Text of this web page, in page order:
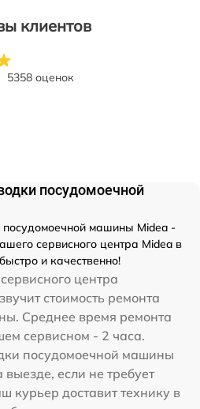
клиентов
5358 оценок
посудомоечной
посудомоечной машины Midea -
сервисного центра Midea в
и качественно!
центра
стоимость ремонта
Среднее время ремонта
сервисном - 2 часа.
посудомоечной машины
если не требует
курьер доставит технику в